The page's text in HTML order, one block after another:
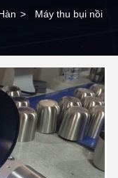
> Máy thu bụi nồi